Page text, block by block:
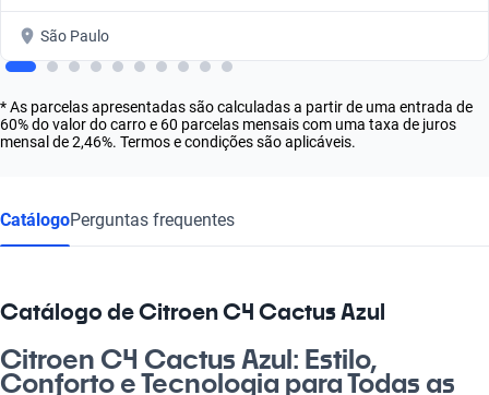
São Paulo
* As parcelas apresentadas são calculadas a partir de uma entrada de
60% do valor do carro e 60 parcelas mensais com uma taxa de juros
mensal de 2,46%. Termos e condições são aplicáveis.
CatálogoPerguntas frequentes
Catálogo de Citroen C4 Cactus Azul
Citroen C4 Cactus Azul: Estilo,
Conforto e Tecnologia para Todas as